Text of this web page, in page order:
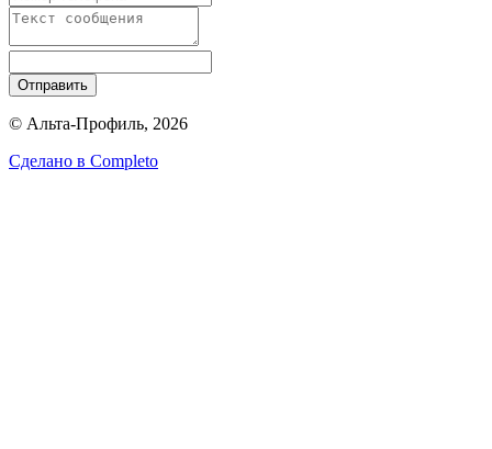
Отправить
© Альта-Профиль, 2026
Сделано в Completo